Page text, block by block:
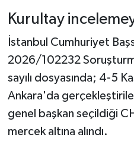
Kurultay
İstanbul Cumhuriyet
2026/102232
sayılı dosyasında; 4-5
Ankara'da
genel başkan seçildiği
mercek altına alındı.